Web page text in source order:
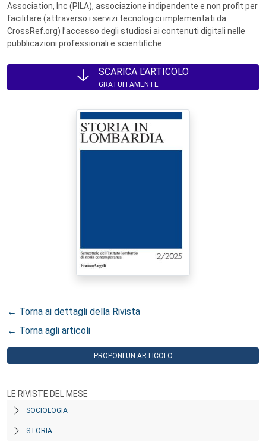
Association, Inc (PILA), associazione indipendente e non profit per
facilitare (attraverso i servizi tecnologici implementati da
CrossRef.org) l’accesso degli studiosi ai contenuti digitali nelle
pubblicazioni professionali e scientifiche.
SCARICA L'ARTICOLO
GRATUITAMENTE
← Torna ai dettagli della Rivista
← Torna agli articoli
PROPONI UN ARTICOLO
LE RIVISTE DEL MESE
SOCIOLOGIA
STORIA